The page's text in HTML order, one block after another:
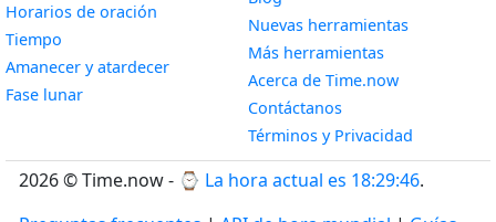
Horarios de oración
Tiempo
Amanecer y atardecerWidget
Fase lunarWidget
Nuevas herramientas
Más herramientas
Acerca de Time.now
Contáctanos
Términos y Privacidad
2026 © Time.now - ⌚ La hora actual es 18:29:47.